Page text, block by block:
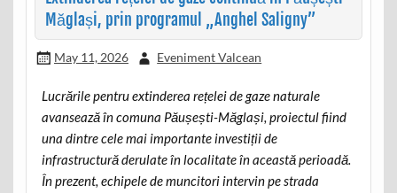
Măglași, prin programul „Anghel Saligny”
May 11, 2026 Eveniment Valcean
Lucrările pentru extinderea rețelei de gaze naturale
avansează în comuna Păușești-Măglași, proiectul fiind
una dintre cele mai importante investiții de
infrastructură derulate în localitate în această perioadă.
În prezent, echipele de muncitori intervin pe strada